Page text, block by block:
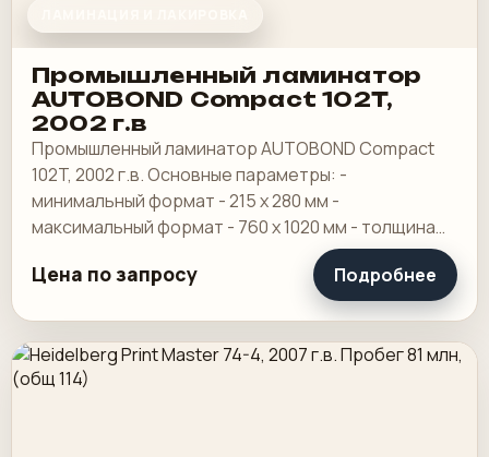
Промышленный ламинатор
AUTOBOND Compact 102T,
2002 г.в
Промышленный ламинатор AUTOBOND Compact
102T, 2002 г.в. Основные параметры: -
минимальный формат - 215 х 280 мм -
максимальный формат - 760 х 1020 мм - толщина
пленки - от 20 до 150 мкр - диапазон плотностей
бумаги и.
Цена по запросу Подробнее